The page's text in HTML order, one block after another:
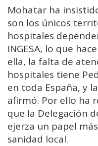
Mohatar ha
son los únicos
hospitales
INGESA, lo que
ella, la falta de
hospitales tiene
en toda España, y
afirmó. Por ello ha
que la Delegación
ejerza un papel
sanidad local.